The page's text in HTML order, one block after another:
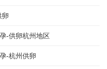
卵
-供卵杭州地区
-杭州供卵